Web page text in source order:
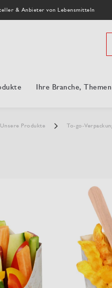
& Anbieter von Lebensmitteln
Ihre Branche,
Unsere Produkte To-go-